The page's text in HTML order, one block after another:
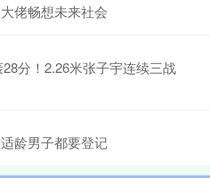
佬畅想未来社会
分！2.26米张子宇连续三战
龄男子都要登记